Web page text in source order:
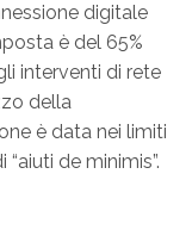
digitale
è del 65%
interventi di rete
della
è data nei limiti
de minimis”.